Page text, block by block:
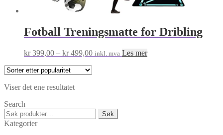
Fotball Treningsmatte for Dribling
kr399,00 – kr499,00Prisområde:
inkl. mva Les mer
Viser det ene resultatet
Search
Søk
etter:
Søk
Kategorier